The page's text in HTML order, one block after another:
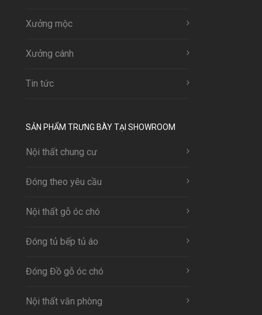
Xưởng mộc
Xưởng cánh
Tin tức
SẢN PHẨM TRƯNG BÀY TẠI SHOWROOM
Nội thất chung cư
Đóng theo yêu cầu
Nội thất gỗ óc chó
Đóng tủ bếp tủ áo
Đóng Đồ gỗ óc chó
Nội thất văn phòng